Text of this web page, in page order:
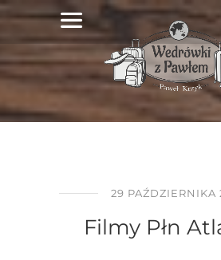
29 PAŹDZIERNIKA
Filmy Płn